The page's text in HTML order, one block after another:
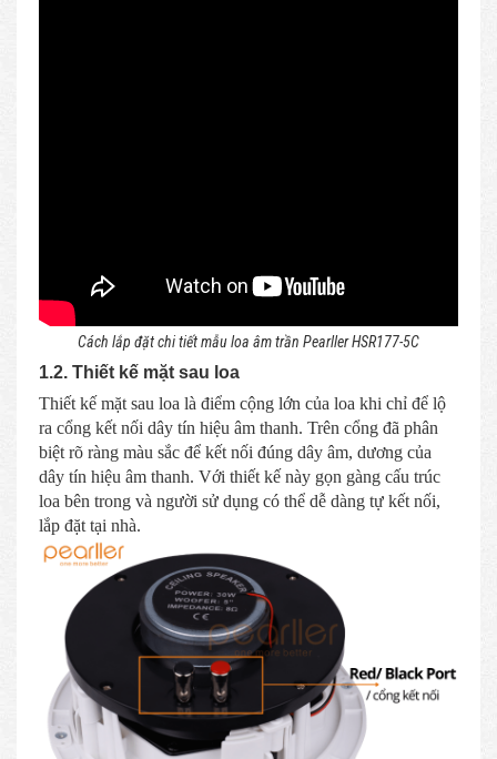
Cách lắp đặt chi tiết mẫu loa âm trần Pearller HSR177-5C
1.2. Thiết kế mặt sau loa
Thiết kế mặt sau loa là điểm cộng lớn của loa khi chỉ để lộ
ra cổng kết nối dây tín hiệu âm thanh. Trên cổng đã phân
biệt rõ ràng màu sắc để kết nối đúng dây âm, dương của
dây tín hiệu âm thanh. Với thiết kế này gọn gàng cấu trúc
loa bên trong và người sử dụng có thể dễ dàng tự kết nối,
lắp đặt tại nhà.